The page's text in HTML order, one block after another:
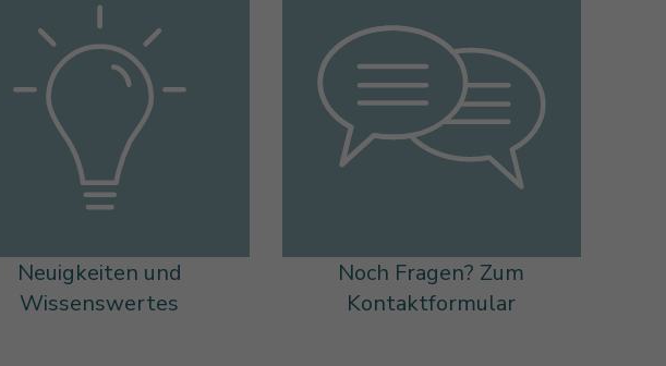
Neuigkeiten und
Wissenswertes
Noch Fragen? Zum
Kontaktformular